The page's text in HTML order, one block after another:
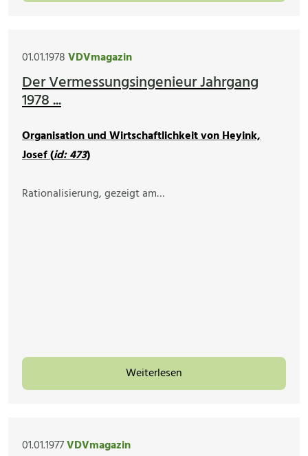
01.01.1978VDVmagazin
Der Vermessungsingenieur Jahrgang
1978 ...
Organisation und Wirtschaftlichkeit von Heyink,
Josef (id: 473)
Rationalisierung, gezeigt am…
Weiterlesen
01.01.1977VDVmagazin